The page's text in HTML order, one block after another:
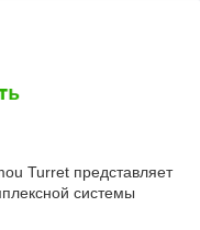
Turret представляет
системы